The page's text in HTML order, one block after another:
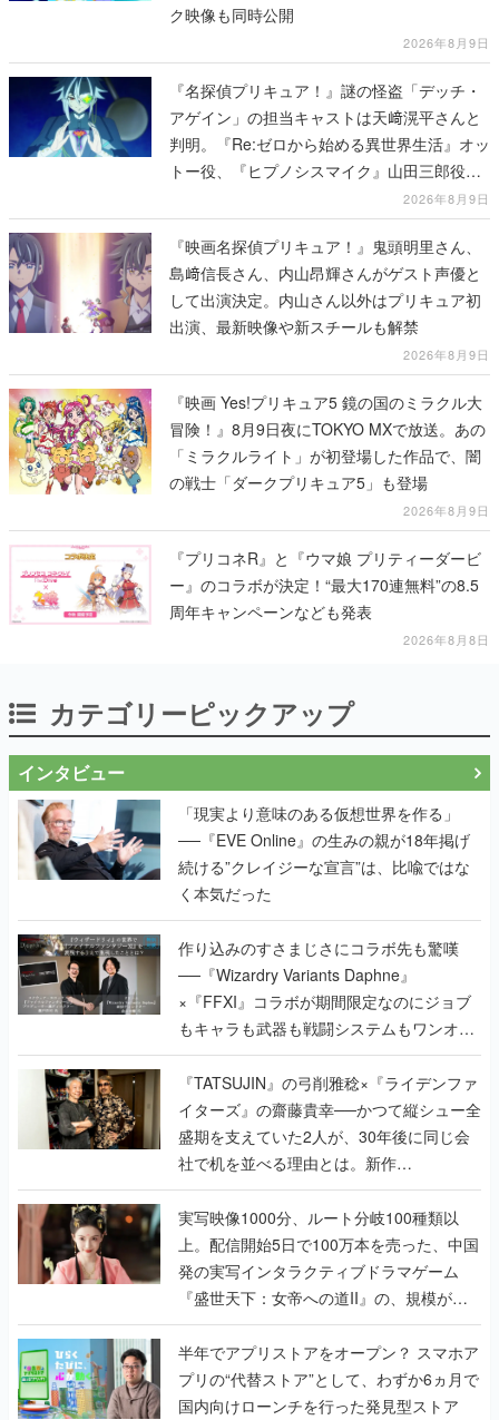
ク映像も同時公開
2026年8月9日
『名探偵プリキュア！』謎の怪盗「デッチ・
アゲイン」の担当キャストは天﨑滉平さんと
判明。『Re:ゼロから始める異世界生活』オッ
トー役、『ヒプノシスマイク』山田三郎役な
2026年8月9日
『映画名探偵プリキュア！』鬼頭明里さん、
島﨑信長さん、内山昂輝さんがゲスト声優と
して出演決定。内山さん以外はプリキュア初
出演、最新映像や新スチールも解禁
2026年8月9日
『映画 Yes!プリキュア5 鏡の国のミラクル大
冒険！』8月9日夜にTOKYO MXで放送。あの
「ミラクルライト」が初登場した作品で、闇
の戦士「ダークプリキュア5」も登場
2026年8月9日
『プリコネR』と『ウマ娘 プリティーダービ
ー』のコラボが決定！“最大170連無料”の8.5
周年キャンペーンなども発表
2026年8月8日
カテゴリーピックアップ
インタビュー
「現実より意味のある仮想世界を作る」
──『EVE Online』の生みの親が18年掲げ
続ける”クレイジーな宣言”は、比喩ではな
く本気だった
作り込みのすさまじさにコラボ先も驚嘆
──『Wizardry Variants Daphne』
×『FFXI』コラボが期間限定なのにジョブ
もキャラも武器も戦闘システムもワンオフ
で作り込まれた理由を両ディレクターに聞
く
『TATSUJIN』の弓削雅稔×『ライデンファ
イターズ』の齋藤貴幸──かつて縦シュー全
盛期を支えていた2人が、30年後に同じ会
社で机を並べる理由とは。新作
『TATSUJIN EXTREME』で初タッグを組
んだレジェンド2人に訊く開発秘話
実写映像1000分、ルート分岐100種類以
上。配信開始5日で100万本を売った、中国
発の実写インタラクティブドラマゲーム
『盛世天下：女帝への道II』の、規模が違
うこだわりをプロデューサーに聞いた
半年でアプリストアをオープン？ スマホア
プリの“代替ストア”として、わずか6ヵ月で
国内向けローンチを行った発見型ストア